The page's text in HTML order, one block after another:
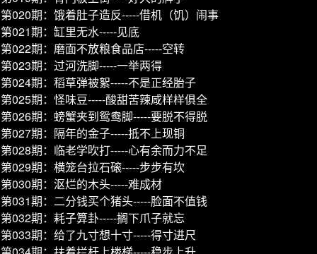
第020期：饿着肚子造反-----借机（饥）闹事
第021期：缸里无水-----见底
第022期：磨面不放粮食品店-----空转
第023期：过河洗脚-----一举两得
第024期：稻草弹被絮-----不是正经胎子
第025期：怪味豆-----酸甜苦辣咸样样俱全
第026期：螃蟹夹到鸳鸯脚-----要脱不得脱
第027期：隔年的金子-----抵不上现铜
第028期：临老学吹打-----心有余而力不足
第029期：横笼台拉石磙-----步步有坎
第030期：沤烂的木头-----难成材
第031期：二分钱买个猪头-----脸面不值钱
第032期：耗子算卦-----搁下爪子就忘
第033期：给了九寸想十寸-----得寸进尺